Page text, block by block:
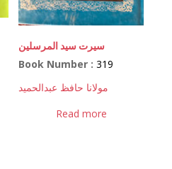
سیرت سید المرسلین
Book Number :319
مولانا حافظ عبدالحمید
Read more